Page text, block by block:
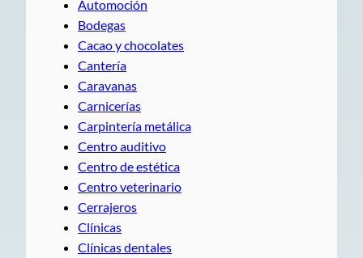
Automoción
Bodegas
Cacao y chocolates
Cantería
Caravanas
Carnicerías
Carpintería metálica
Centro auditivo
Centro de estética
Centro veterinario
Cerrajeros
Clínicas
Clínicas dentales